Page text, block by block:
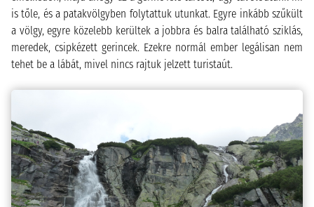
is tőle, és a patakvölgyben folytattuk utunkat. Egyre inkább szűkült
a völgy, egyre közelebb kerültek a jobbra és balra található sziklás,
meredek, csipkézett gerincek. Ezekre normál ember legálisan nem
tehet be a lábát, mivel nincs rajtuk jelzett turistaút.